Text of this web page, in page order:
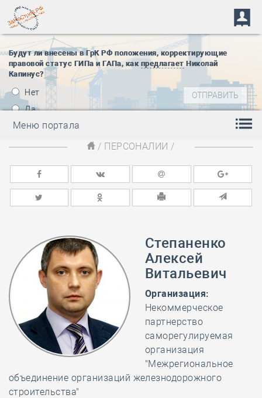
Будут ли внесены в ГрК РФ положения, корректирующие
правовой статус ГИПа и ГАПа, как предлагает Николай
Капинус?
Нет
Да
Меню портала
/ ПЕРСОНАЛИИ /
Степаненко
Алексей
Витальевич
Организация:
Некоммерческое
партнерство
саморегулируемая
организация
"Межрегиональное
объединение организаций железнодорожного
строительства"